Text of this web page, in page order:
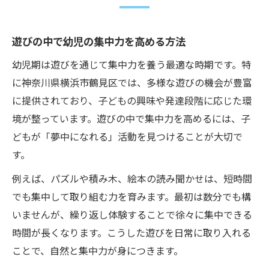
遊びの中で幼児の集中力を高める方法
幼児期は遊びを通じて集中力を養う最適な時期です。特
に神奈川県横浜市鶴見区では、多様な遊びの機会が豊富
に提供されており、子どもの興味や発達段階に応じた環
境が整っています。遊びの中で集中力を高めるには、子
どもが「夢中になれる」活動を見つけることが大切で
す。
例えば、パズルや積み木、絵本の読み聞かせは、短時間
でも集中して取り組む力を育みます。最初は数分でも構
いませんが、繰り返し体験することで徐々に集中できる
時間が長くなります。こうした遊びを日常に取り入れる
ことで、自然と集中力が身につきます。